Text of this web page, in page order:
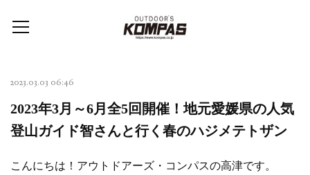
2023.03.03 06:46
2023年3月～6月全5回開催！地元愛媛県の人気
登山ガイド智さんと行く春のハジメテトザン
こんにちは！アウトドアーズ・コンパスの高津です。